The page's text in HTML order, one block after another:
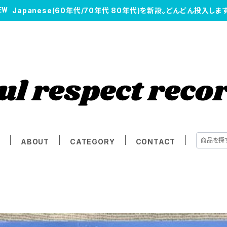
Japanese(60年代/70年代 80年代)を新設。どんどん投入します
ABOUT CATEGORY CONTACT